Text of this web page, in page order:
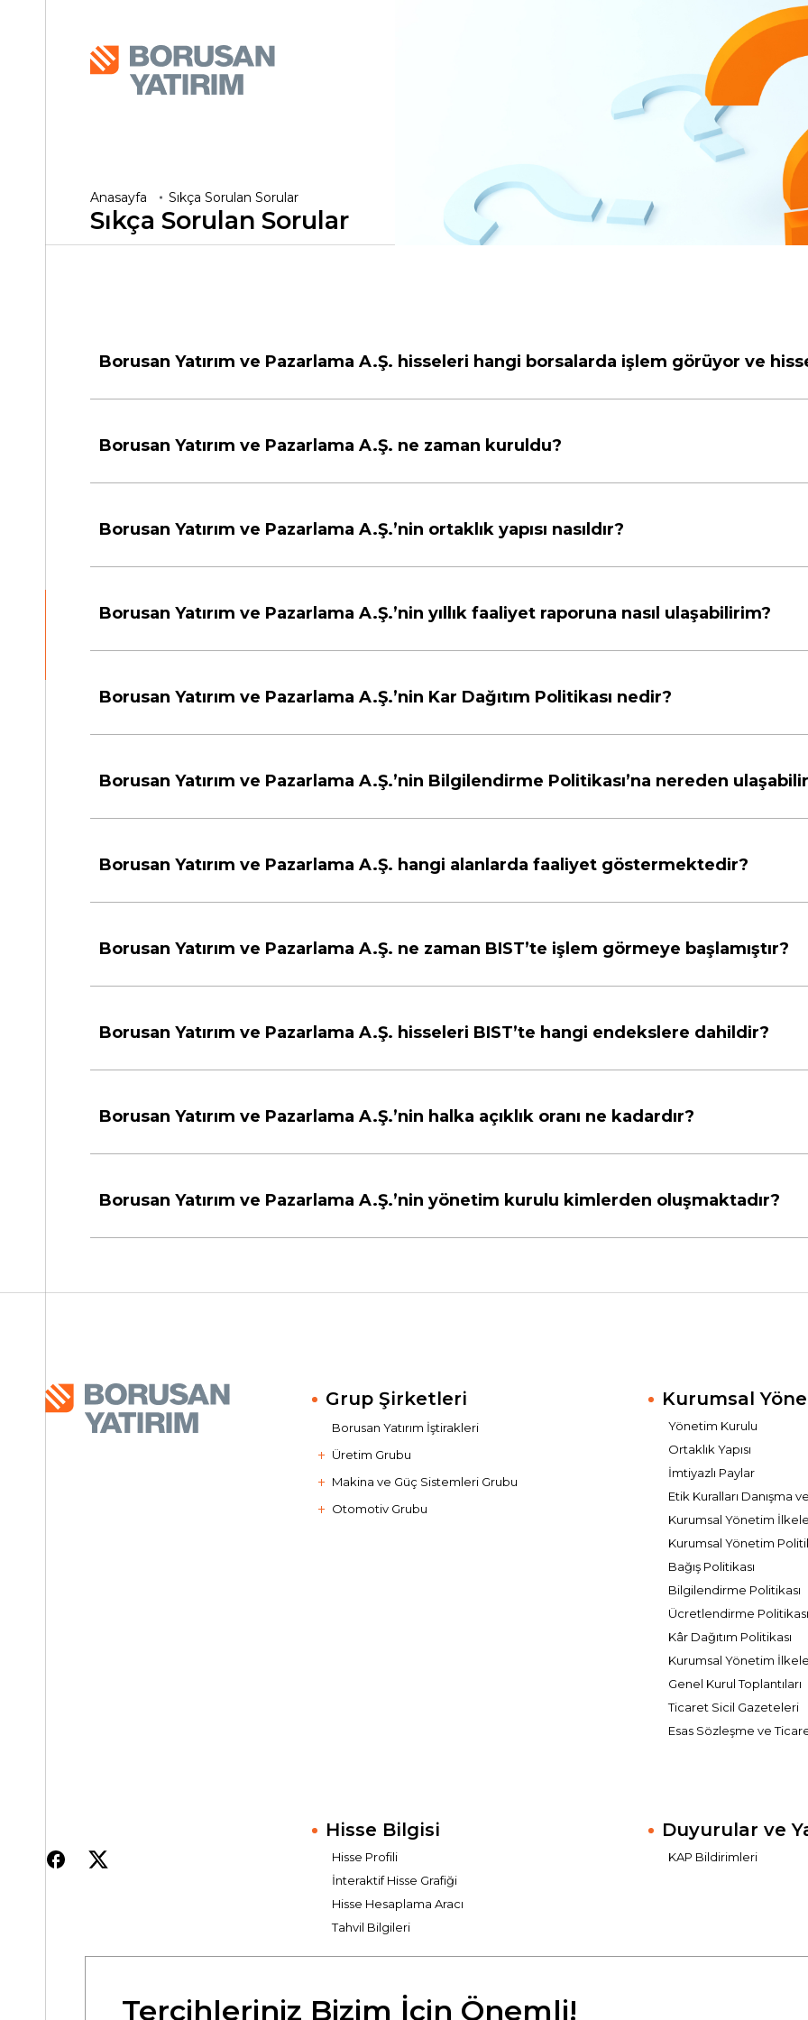
Anasayfa Sıkça Sorulan Sorular
Sıkça Sorulan Sorular
Borusan Yatırım ve Pazarlama A.Ş. hisseleri hangi borsalarda işlem görüyor ve
Borusan Yatırım ve Pazarlama A.Ş. ne zaman kuruldu?
Borusan Yatırım ve Pazarlama A.Ş.’nin ortaklık yapısı nasıldır?
Borusan Yatırım ve Pazarlama A.Ş.’nin yıllık faaliyet raporuna nasıl ulaşabilirim?
Borusan Yatırım ve Pazarlama A.Ş.’nin Kar Dağıtım Politikası nedir?
Borusan Yatırım ve Pazarlama A.Ş.’nin Bilgilendirme Politikası’na nereden
Borusan Yatırım ve Pazarlama A.Ş. hangi alanlarda faaliyet göstermektedir?
Borusan Yatırım ve Pazarlama A.Ş. ne zaman BIST’te işlem görmeye başlamıştır?
Borusan Yatırım ve Pazarlama A.Ş. hisseleri BIST’te hangi endekslere dahildir?
Borusan Yatırım ve Pazarlama A.Ş.’nin halka açıklık oranı ne kadardır?
Borusan Yatırım ve Pazarlama A.Ş.’nin yönetim kurulu kimlerden oluşmaktadır?
Grup Şirketleri
Borusan Yatırım İştirakleri
Üretim Grubu
Makina ve Güç Sistemleri Grubu
Otomotiv Grubu
Kurumsal
Yönetim Kurulu
Ortaklık Yapısı
İmtiyazlı Paylar
Etik Kuralları Danışma
Kurumsal Yönetim
Kurumsal Yönetim
Bağış Politikası
Bilgilendirme Politikası
Ücretlendirme
Kâr Dağıtım Politikası
Kurumsal Yönetim
Genel Kurul Toplantıları
Ticaret Sicil Gazeteleri
Esas Sözleşme ve
Hisse Bilgisi
Hisse Profili
İnteraktif Hisse Grafiği
Hisse Hesaplama Aracı
Tahvil Bilgileri
Duyurular ve
KAP Bildirimleri
Tercihleriniz Bizim İçin Önemli!